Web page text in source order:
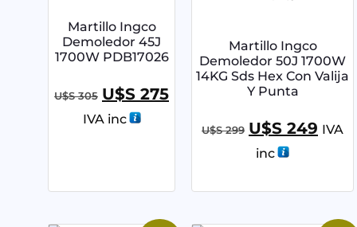
Martillo Ingco
Demoledor 45J
1700W PDB17026
U$S305 U$S 275
IVA inc
Martillo Ingco
Demoledor 50J 1700W
14KG Sds Hex Con Valija
Y Punta
U$S299 U$S 249 IVA
inc